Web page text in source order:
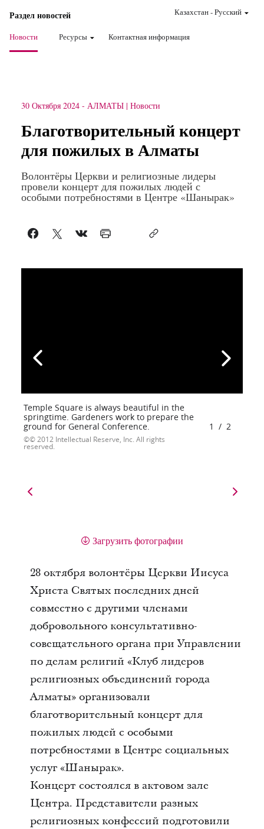
Раздел новостей
Новости Ресурсы Контактная информация
Казахстан-Pусский
30 Октября 2024 - АЛМАТЫ Новости
Благотворительный концерт
для пожилых в Алматы
Волонтёры Церкви и религиозные лидеры
провели концерт для пожилых людей с
особыми потребностями в Центре «Шанырак»
Temple Square is always beautiful in the
springtime. Gardeners work to prepare the
ground for General Conference.
© 2012 Intellectual Reserve, Inc. All rights
reserved.
1 / 2
Загрузить фотографии
28 октября волонтёры Церкви Иисуса
Христа Святых последних дней
совместно с другими членами
добровольного консультативно-
совещательного органа при Управлении
по делам религий «Клуб лидеров
религиозных объединений города
Алматы» организовали
благотворительный концерт для
пожилых людей с особыми
потребностями в Центре социальных
услуг «Шанырак».
Концерт состоялся в актовом зале
Центра. Представители разных
религиозных конфессий подготовили